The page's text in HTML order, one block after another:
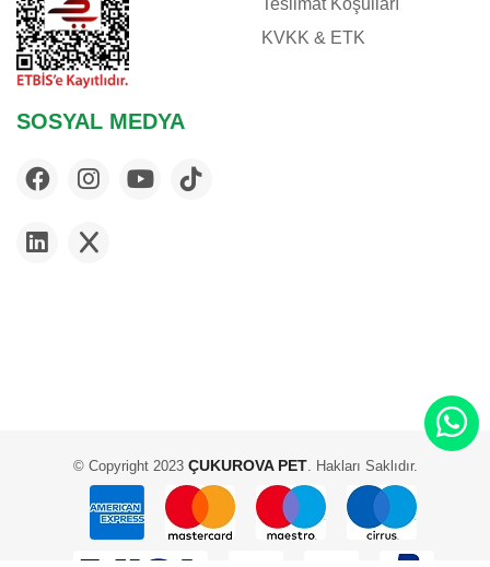
Teslimat Koşulları
KVKK & ETK
SOSYAL MEDYA
© Copyright 2023ÇUKUROVA PET. Hakları Saklıdır.